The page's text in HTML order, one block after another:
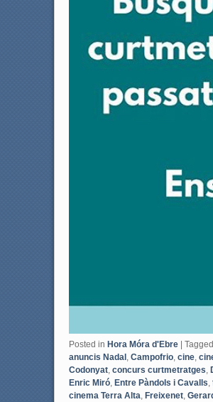
Posted in Hora Móra d'Ebre Tagged
anuncis Nadal , Campofrio, cine,
Codonyat, concurs curtmetratges,
Enric Miró, Entre Pàndols i Cavalls,
cinema Terra Alta, Freixenet,